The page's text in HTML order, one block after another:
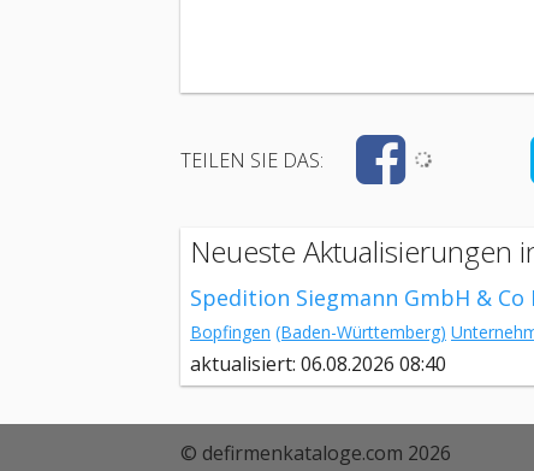
TEILEN SIE DAS:
Neueste Aktualisierungen
Spedition Siegmann GmbH & Co
Bopfingen (Baden-Württemberg)
aktualisiert: 06.08.2026 08:40
© defirmenkataloge.com 2026